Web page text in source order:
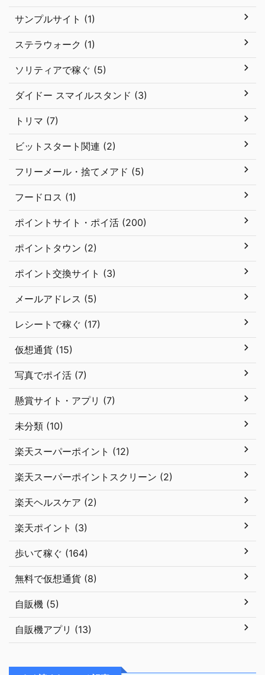
サンプルサイト (1)
ステラウォーク (1)
ソリティアで稼ぐ (5)
ダイドー スマイルスタンド (3)
トリマ (7)
ビットスタート関連 (2)
フリーメール・捨てメアド (5)
フードロス (1)
ポイントサイト・ポイ活 (200)
ポイントタウン (2)
ポイント交換サイト (3)
メールアドレス (5)
レシートで稼ぐ (17)
仮想通貨 (15)
写真でポイ活 (7)
懸賞サイト・アプリ (7)
未分類 (10)
楽天スーパーポイント (12)
楽天スーパーポイントスクリーン (2)
楽天ヘルスケア (2)
楽天ポイント (3)
歩いて稼ぐ (164)
無料で仮想通貨 (8)
自販機 (5)
自販機アプリ (13)